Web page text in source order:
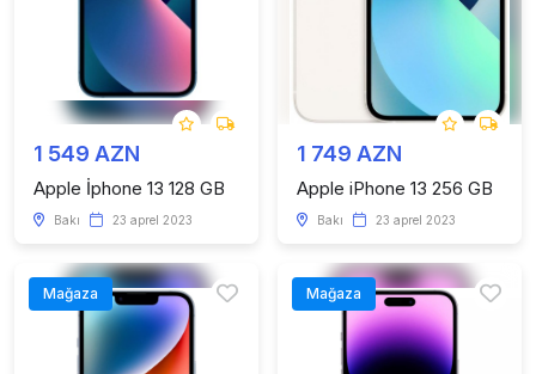
1 549 AZN
Apple İphone 13 128 GB
Bakı 23 aprel 2023
1 749 AZN
Apple iPhone 13 256 GB
Bakı 23 aprel 2023
Mağaza Mağaza